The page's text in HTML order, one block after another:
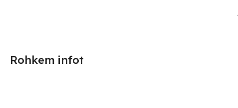
Rohkem infot